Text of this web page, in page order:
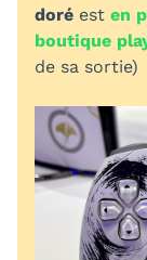
doré est en
boutique
de sa sortie)